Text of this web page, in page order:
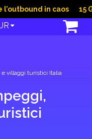
in caos 15 Giu
villaggi turistici Italia